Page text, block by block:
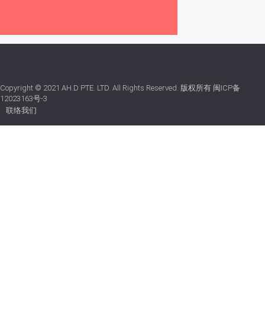
Copyright © 2021 AH.D PTE. LTD. All Rights Reserved. 版权所有 闽ICP备
12023163号-3
联络我们